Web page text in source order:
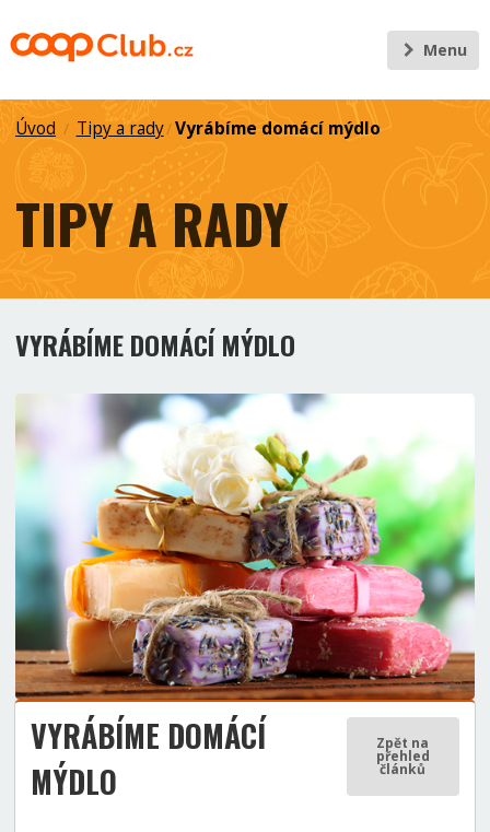
Menu
Úvod / Tipy a rady/Vyrábíme domácí mýdlo
TIPY A RADY
VYRÁBÍME DOMÁCÍ MÝDLO
VYRÁBÍME DOMÁCÍ
MÝDLO
Zpět na
přehled
článků